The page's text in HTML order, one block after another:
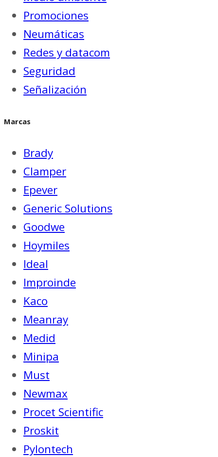
Promociones
Neumáticas
Redes y datacom
Seguridad
Señalización
Marcas
Brady
Clamper
Epever
Generic Solutions
Goodwe
Hoymiles
Ideal
Improinde
Kaco
Meanray
Medid
Minipa
Must
Newmax
Procet Scientific
Proskit
Pylontech